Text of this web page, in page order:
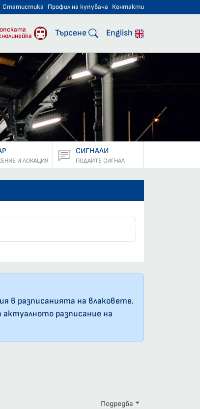
Статистика Профил на купувача Контакти
превози Търсене English
И ЛОКАЦИЯ
СИГНАЛИ
ПОДАЙТЕ СИГНАЛ
в разписанията на влаковете.
разписание на
Подредба